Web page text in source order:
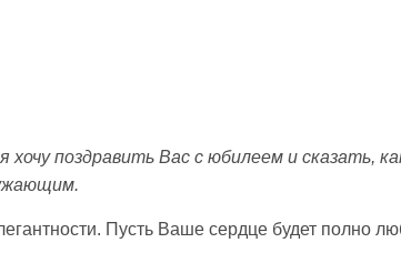
поздравить Вас с юбилеем и сказать,
Пусть Ваше сердце будет полно